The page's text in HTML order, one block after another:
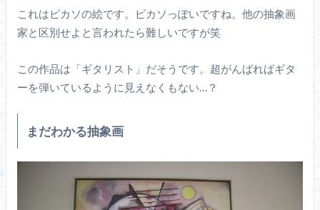
これはピカソの絵です。ピカソっぽいですね。他の抽象画
家と区別せよと言われたら難しいですが笑
この作品は「ギタリスト」だそうです。超がんばればギタ
ーを弾いているように見えなくもない…？
まだわかる抽象画